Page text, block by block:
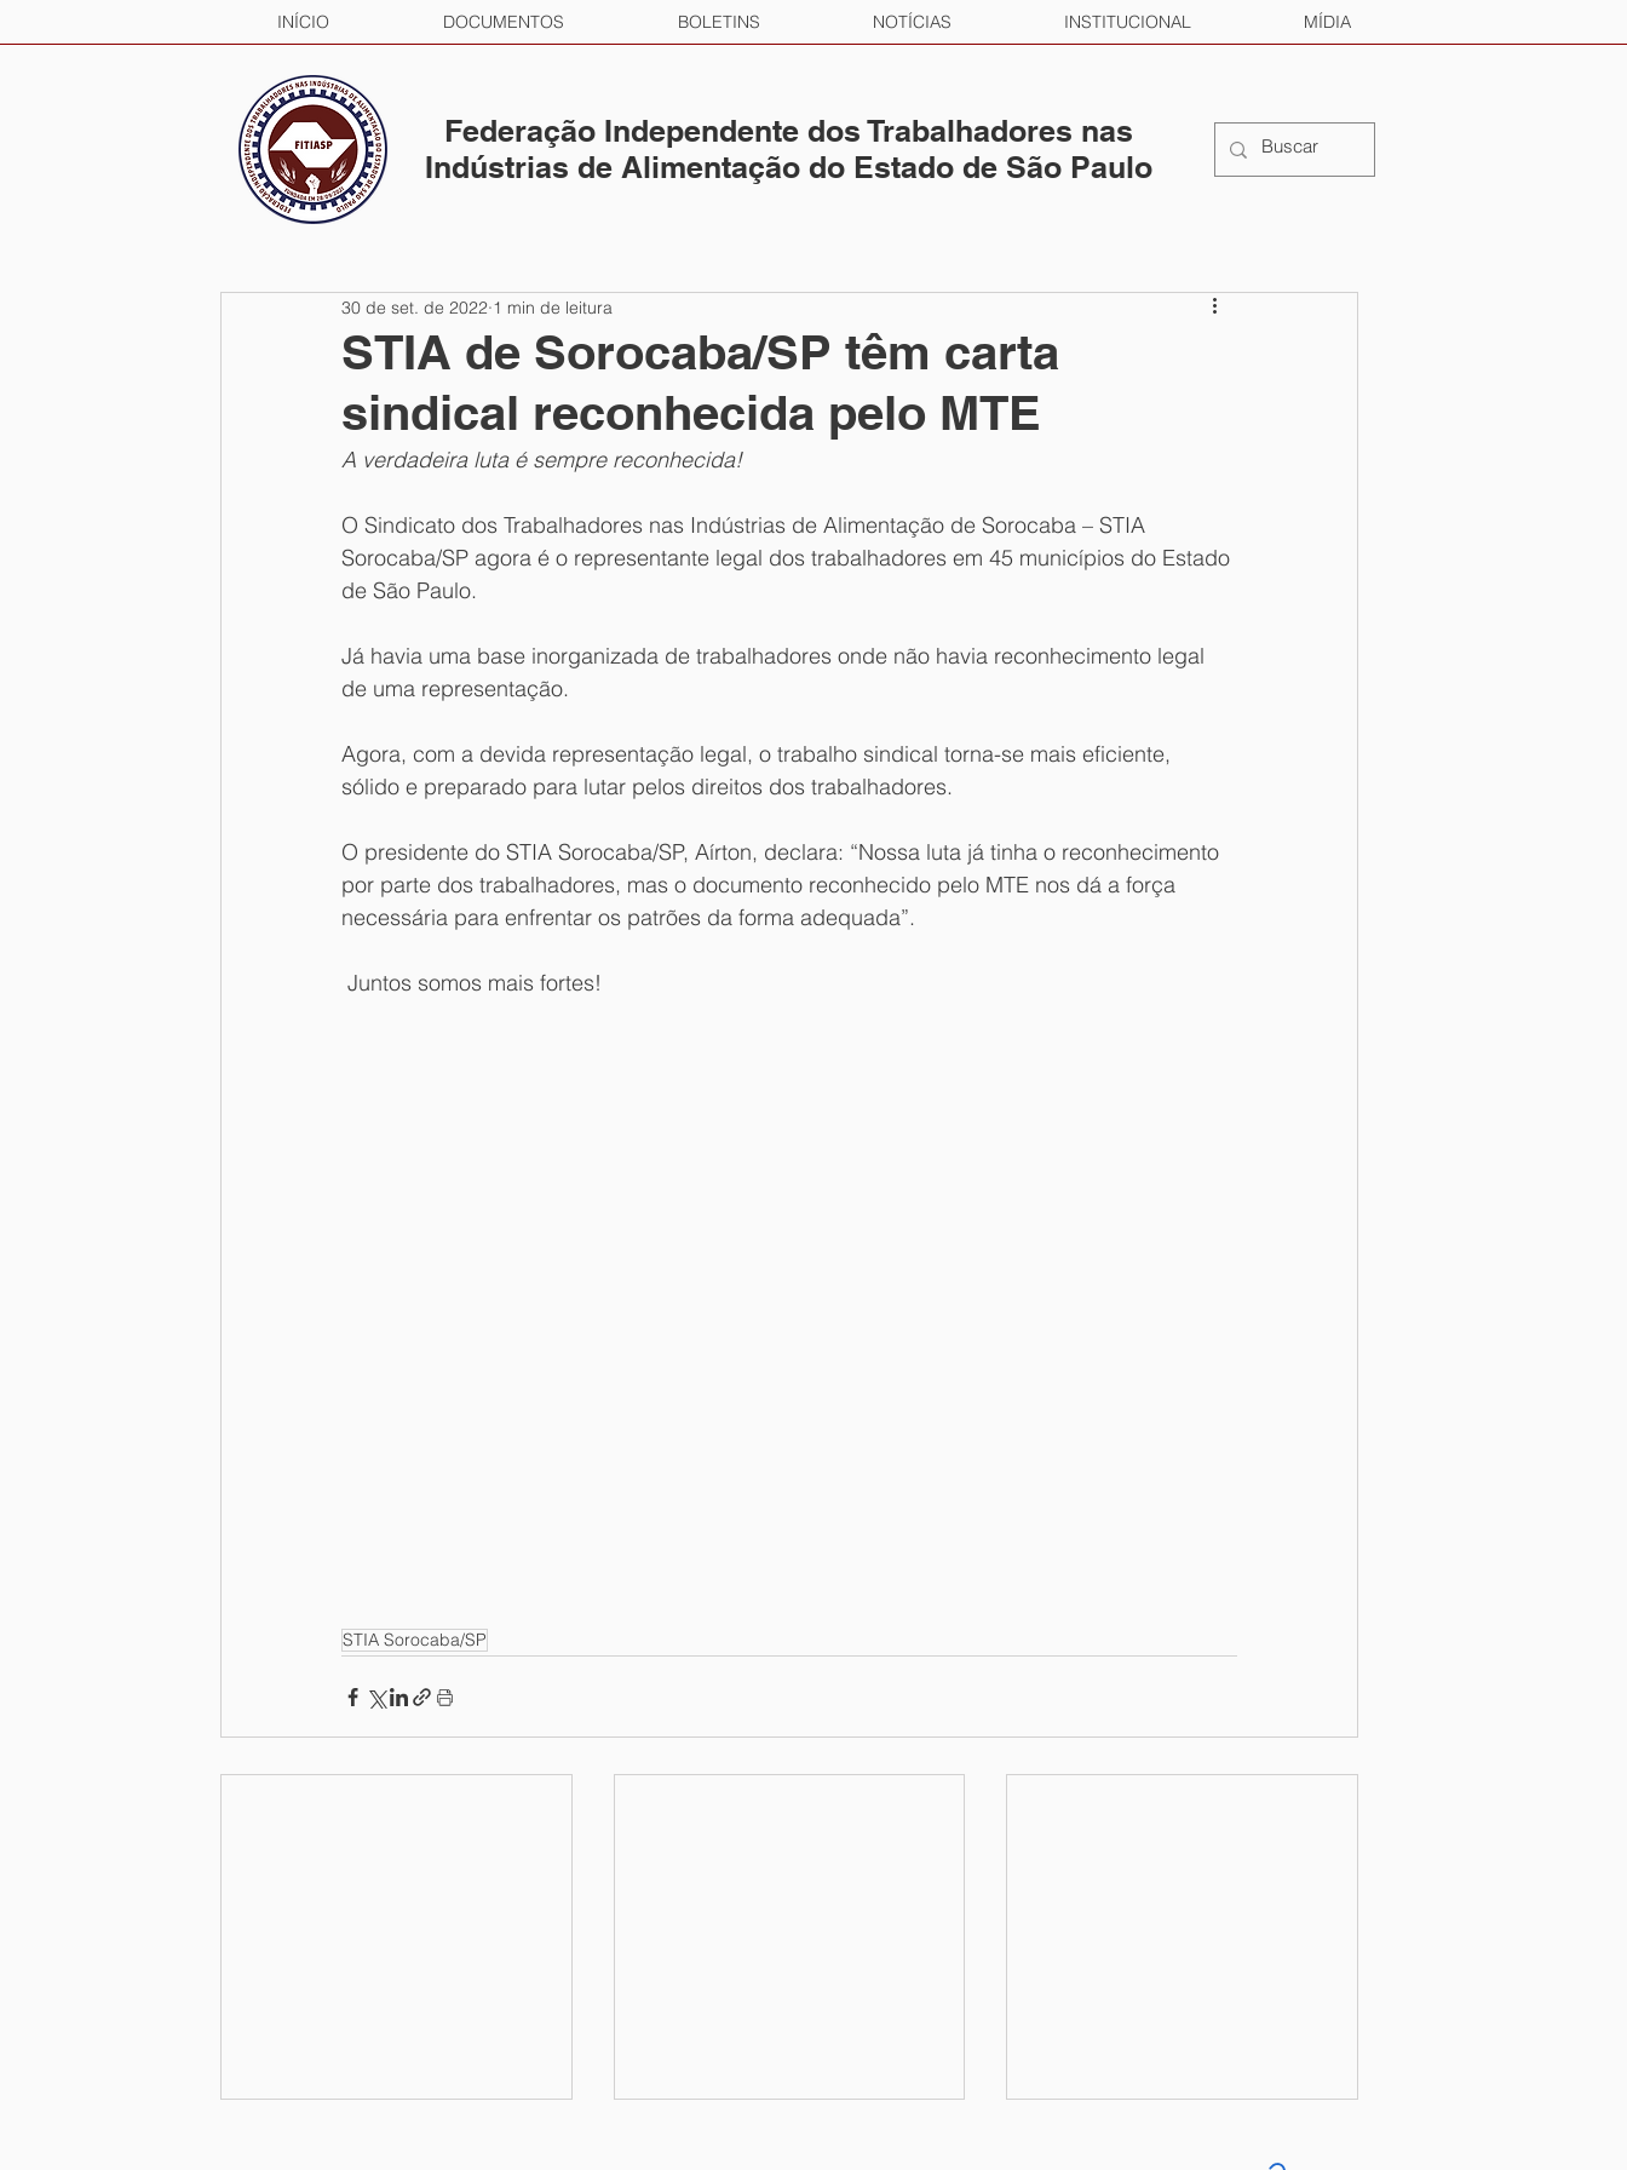
INÍCIO DOCUMENTOS BOLETINS NOTÍCIAS INSTITUCIONAL MÍDIA
Federação Independente dos Trabalhadores nas
Indústrias de Alimentação do Estado de São Paulo
STIA de Sorocaba/SP têm carta
sindical reconhecida pelo MTE
30 de set. de 2022 1 min de leitura
A verdadeira luta é sempre reconhecida!
O Sindicato dos Trabalhadores nas Indústrias de Alimentação de Sorocaba – STIA
Sorocaba/SP agora é o representante legal dos trabalhadores em 45 municípios do Estado
de São Paulo.
Já havia uma base inorganizada de trabalhadores onde não havia reconhecimento legal
de uma representação.
Agora, com a devida representação legal, o trabalho sindical torna-se mais eficiente,
sólido e preparado para lutar pelos direitos dos trabalhadores.
O presidente do STIA Sorocaba/SP, Aírton, declara: “Nossa luta já tinha o reconhecimento
por parte dos trabalhadores, mas o documento reconhecido pelo MTE nos dá a força
necessária para enfrentar os patrões da forma adequada”.
Juntos somos mais fortes!
STIA Sorocaba/SP